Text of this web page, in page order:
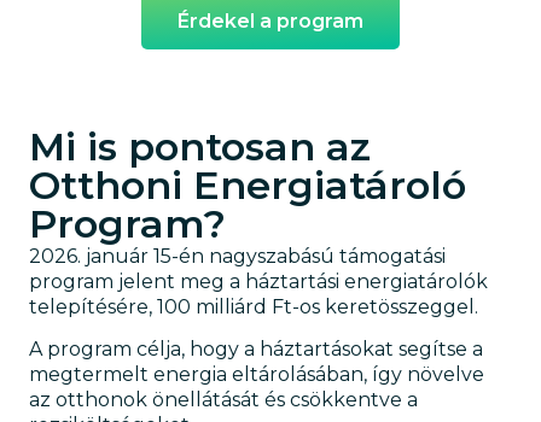
Érdekel a program
Mi is pontosan az
Otthoni Energiatároló
Program?
2026. január 15-én nagyszabású támogatási
program jelent meg a háztartási energiatárolók
telepítésére, 100 milliárd Ft-os keretösszeggel.
A program célja, hogy a háztartásokat segítse a
megtermelt energia eltárolásában, így növelve
az otthonok önellátását és csökkentve a